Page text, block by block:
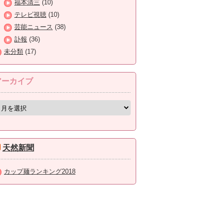
福本清三 (10)
テレビ視聴 (10)
芸能ニュース (38)
訃報 (36)
未分類 (17)
ーカイブ
天然新聞
カップ麺ランキング2018